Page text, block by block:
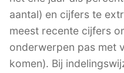
aantal) en cijfers te
meest recente cijfers
onderwerpen pas met
komen). Bij